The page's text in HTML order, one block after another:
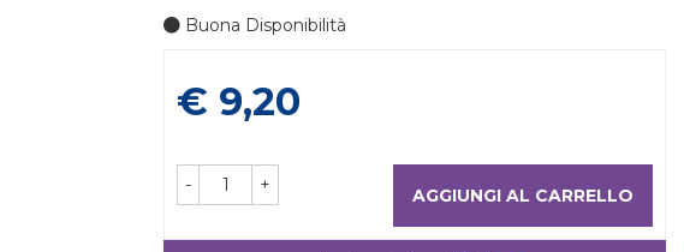
Buona Disponibilità
Prezzo
€ 9,20
- + AGGIUNGI AL CARRELLO